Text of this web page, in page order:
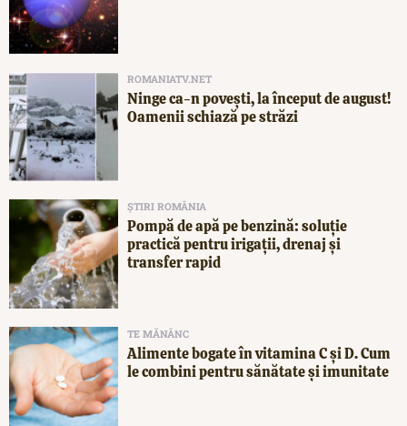
ROMANIATV.NET
Ninge ca-n povești, la început de august!
Oamenii schiază pe străzi
ȘTIRI ROMÂNIA
Pompă de apă pe benzină: soluție
practică pentru irigații, drenaj și
transfer rapid
TE MĂNÂNC
Alimente bogate în vitamina C și D. Cum
le combini pentru sănătate și imunitate